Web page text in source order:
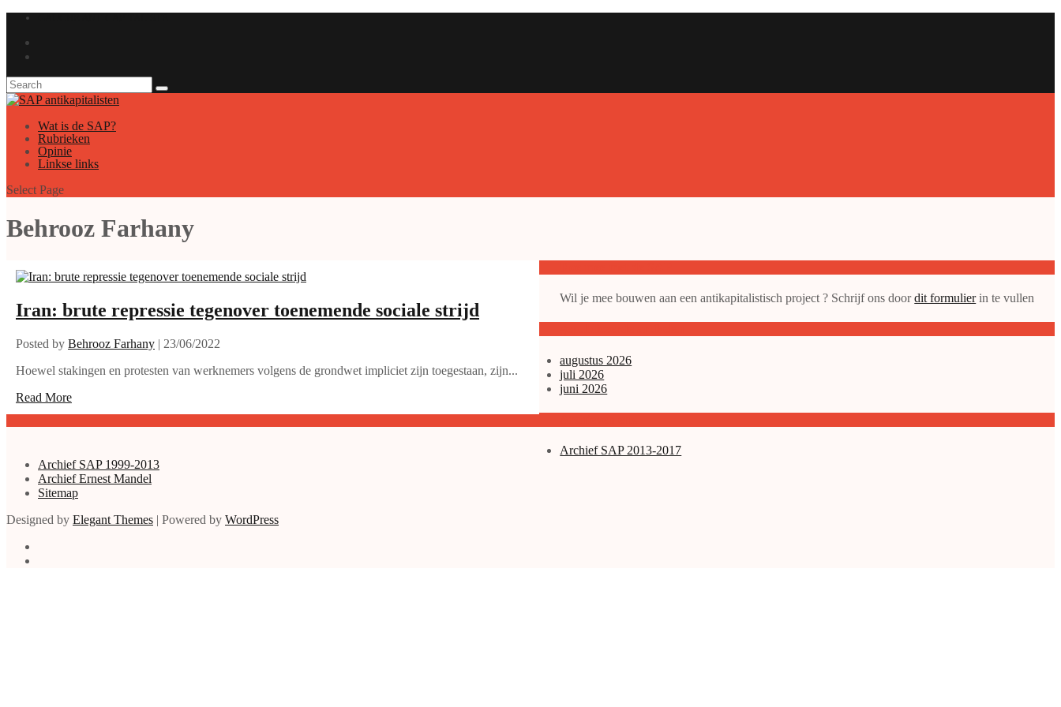
Wat is de SAP?
Rubrieken
Opinie
Linkse links
Select Page
Behrooz Farhany
Iran: brute repressie tegenover toenemende sociale strijd
Posted by Behrooz Farhany | 23/06/2022
Hoewel stakingen en protesten van werknemers volgens de grondwet impliciet zijn toegestaan, zijn...
Read More
Wil je mee bouwen aan een antikapitalistisch project ? Schrijf ons doordit formulierin te vullen
augustus 2026
juli 2026
juni 2026
Archief SAP 2013-2017
Archief SAP 1999-2013
Archief Ernest Mandel
Sitemap
Designed by Elegant Themes | Powered by WordPress